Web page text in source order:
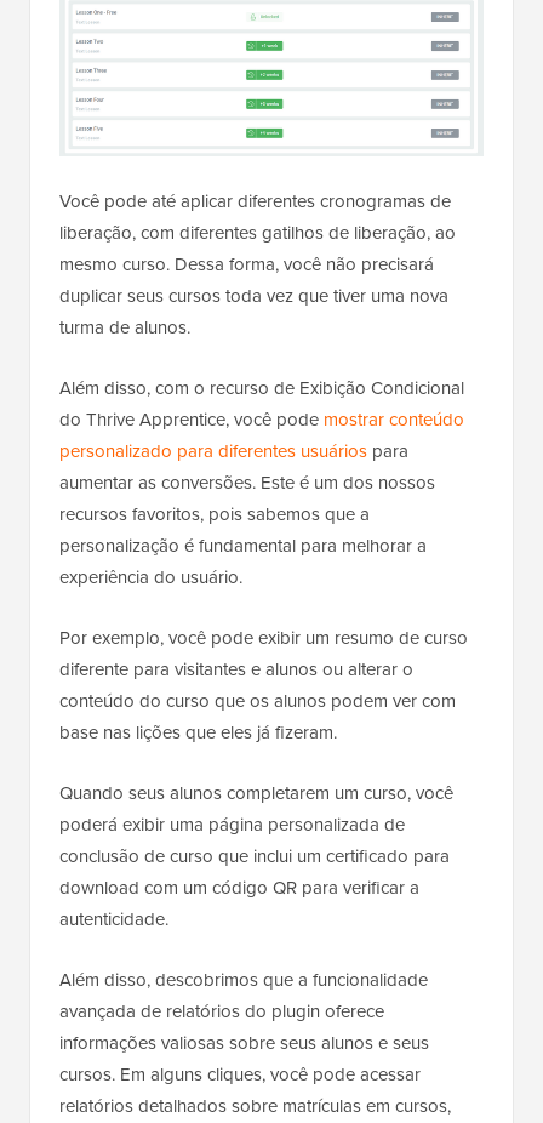
Você pode até aplicar diferentes cronogramas de
liberação, com diferentes gatilhos de liberação, ao
mesmo curso. Dessa forma, você não precisará
duplicar seus cursos toda vez que tiver uma nova
turma de alunos.
Além disso, com o recurso de Exibição Condicional
do Thrive Apprentice, você pode mostrar conteúdo
personalizado para diferentes usuários para
aumentar as conversões. Este é um dos nossos
recursos favoritos, pois sabemos que a
personalização é fundamental para melhorar a
experiência do usuário.
Por exemplo, você pode exibir um resumo de curso
diferente para visitantes e alunos ou alterar o
conteúdo do curso que os alunos podem ver com
base nas lições que eles já fizeram.
Quando seus alunos completarem um curso, você
poderá exibir uma página personalizada de
conclusão de curso que inclui um certificado para
download com um código QR para verificar a
autenticidade.
Além disso, descobrimos que a funcionalidade
avançada de relatórios do plugin oferece
informações valiosas sobre seus alunos e seus
cursos. Em alguns cliques, você pode acessar
relatórios detalhados sobre matrículas em cursos,